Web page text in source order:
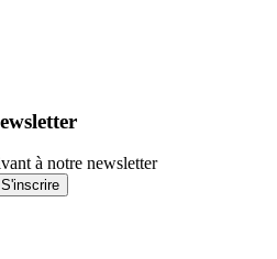
à notre newsletter
S'inscrire